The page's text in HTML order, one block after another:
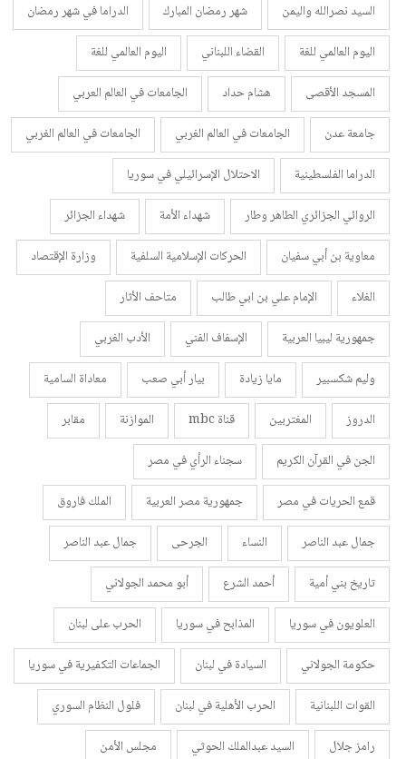
السيد نصرالله واليمن
شهر رمضان المبارك
الدراما في شهر رمضان
اليوم العالمي للغة
القضاء اللبناني
اليوم العالمي للغة
المسجد الأقصى
هشام حداد
الجامعات في العالم العربي
جامعة عدن
الجامعات في العالم الغربي
الجامعات في العالم الغربي
الدراما الفلسطينية
الاحتلال الإسرائيلي في سوريا
الروائي الجزائري الطاهر وطار
شهداء الأمة
شهداء الجزائر
معاوية بن أبي سفيان
الحركات الإسلامية السلفية
وزارة الإقتصاد
الغلاء
الإمام علي بن ابي طالب
متاحف الأثار
جمهورية ليبيا العربية
الإسفاف الفني
الأدب الغربي
وليم شكسبير
مايا زيادة بيار أبي صعب
معاداة السامية
الدروز
المغتربين قناة mbc الموازنة
مقابر
الجن في القرآن الكريم
سجناء الرأي في مصر
قمع الحريات في مصر
جمهورية مصر العربية
الملك فاروق
جمال عبد الناصر
النساء الجرحى
جمال عبد الناصر
تاريخ بني أمية
أحمد الشرع
أبو محمد الجولاني
العلويون في سوريا
المذابح في سوريا
الحرب على لبنان
حكومة الجولاني
السيادة في لبنان
الجماعات التكفيرية في سوريا
القوات اللبنانية
الحرب الأهلية في لبنان
فلول النظام السوري
رامز جلال
السيد عبدالملك الحوثي
مجلس الأمن